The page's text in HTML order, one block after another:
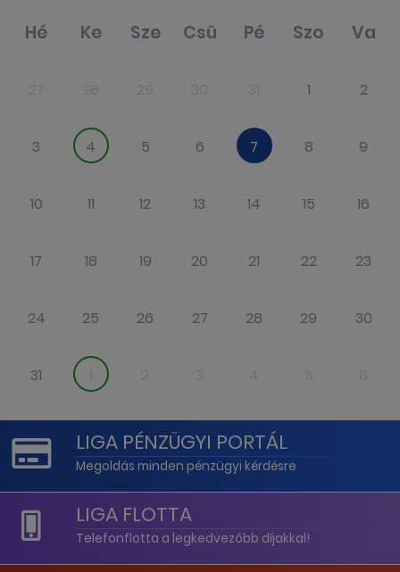
Hé Ke Sze Csü Pé Szo Va
1 2
3 4 5 6 7 8 9
10 11 12 13 14 15 16
17 18 19 20 21 22 23
24 25 26 27 28 29 30
31
LIGA PÉNZÜGYI PORTÁL
Megoldás minden pénzügyi kérdésre
LIGA FLOTTA
Telefonflotta a legkedvezőbb díjakkal!